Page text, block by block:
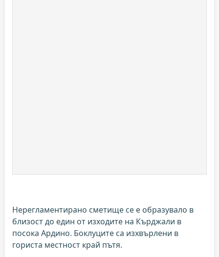
Нерегламентирано сметище се е образувало в
близост до един от изходите на Кърджали в
посока Ардино. Боклуците са изхвърлени в
гориста местност край пътя.